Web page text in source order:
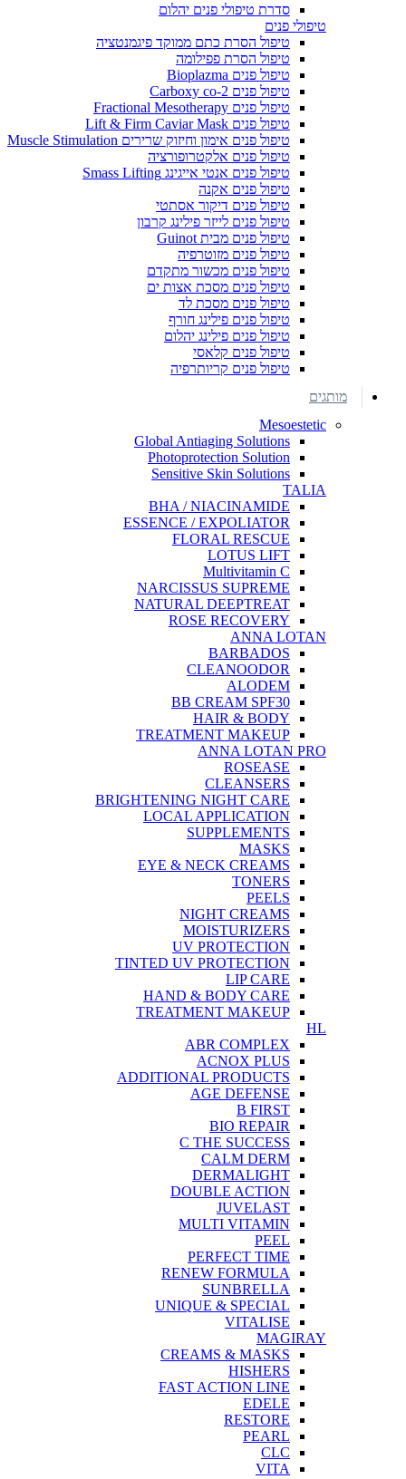
סדרת טיפולי פנים יהלום
טיפולי פנים
טיפול הסרת כתם ממוקד פיגמנטציה
טיפול הסרת פפילומה
טיפול פנים Bioplazma
טיפול פנים Carboxy co-2
טיפול פנים Fractional Mesotherapy
טיפול פנים Lift & Firm Caviar Mask
טיפול פנים אימון וחיזוק שרירים Muscle Stimulation
טיפול פנים אלקטרופורציה
טיפול פנים אנטי אייגינג Smass Lifting
טיפול פנים אקנה
טיפול פנים דיקור אסתטי
טיפול פנים לייזר פילינג קרבון
טיפול פנים מבית Guinot
טיפול פנים מזוטרפיה
טיפול פנים מכשור מתקדם
טיפול פנים מסכת אצות ים
טיפול פנים מסכת לד
טיפול פנים פילינג חורף
טיפול פנים פילינג יהלום
טיפול פנים קלאסי
טיפול פנים קריותרפיה
מותגים
Mesoestetic
Global Antiaging Solutions
Photoprotection Solution
Sensitive Skin Solutions
TALIA
BHA / NIACINAMIDE
ESSENCE / EXPOLIATOR
FLORAL RESCUE
LOTUS LIFT
Multivitamin C
NARCISSUS SUPREME
NATURAL DEEPTREAT
ROSE RECOVERY
ANNA LOTAN
BARBADOS
CLEANOODOR
ALODEM
BB CREAM SPF30
HAIR & BODY
TREATMENT MAKEUP
ANNA LOTAN PRO
ROSEASE
CLEANSERS
BRIGHTENING NIGHT CARE
LOCAL APPLICATION
SUPPLEMENTS
MASKS
EYE & NECK CREAMS
TONERS
PEELS
NIGHT CREAMS
MOISTURIZERS
UV PROTECTION
TINTED UV PROTECTION
LIP CARE
HAND & BODY CARE
TREATMENT MAKEUP
HL
ABR COMPLEX
ACNOX PLUS
ADDITIONAL PRODUCTS
AGE DEFENSE
B FIRST
BIO REPAIR
C THE SUCCESS
CALM DERM
DERMALIGHT
DOUBLE ACTION
JUVELAST
MULTI VITAMIN
PEEL
PERFECT TIME
RENEW FORMULA
SUNBRELLA
UNIQUE & SPECIAL
VITALISE
MAGIRAY
CREAMS & MASKS
HISHERS
FAST ACTION LINE
EDELE
RESTORE
PEARL
CLC
VITA